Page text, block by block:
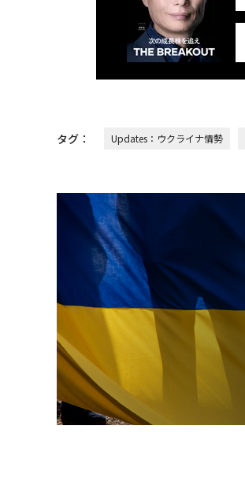
タグ： Updates：ウクライナ情勢